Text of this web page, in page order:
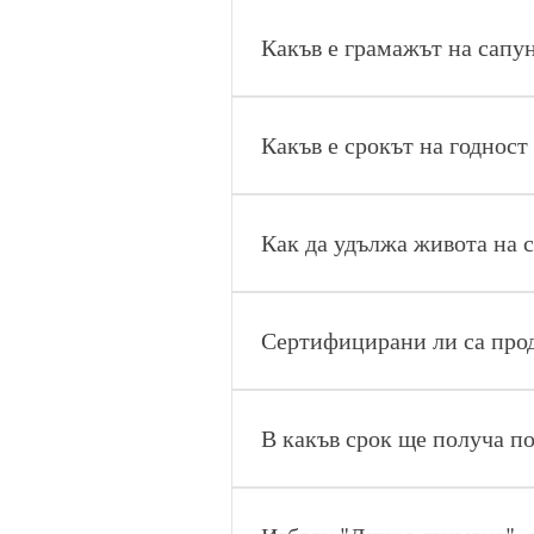
естествени оцветители като
Какъв е грамажът на
един месец преди да бъдат
Какъв е срокът на
използвате, независимо това.
Как да удължа живота на
Сертифицирани ли са
В какъв срок ще получа
имайте предвид, че сме само